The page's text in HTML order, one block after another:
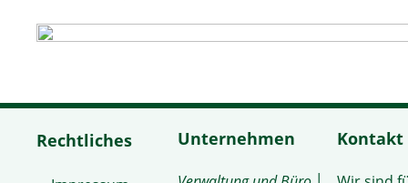
Rechtliches Unternehmen Kontakt